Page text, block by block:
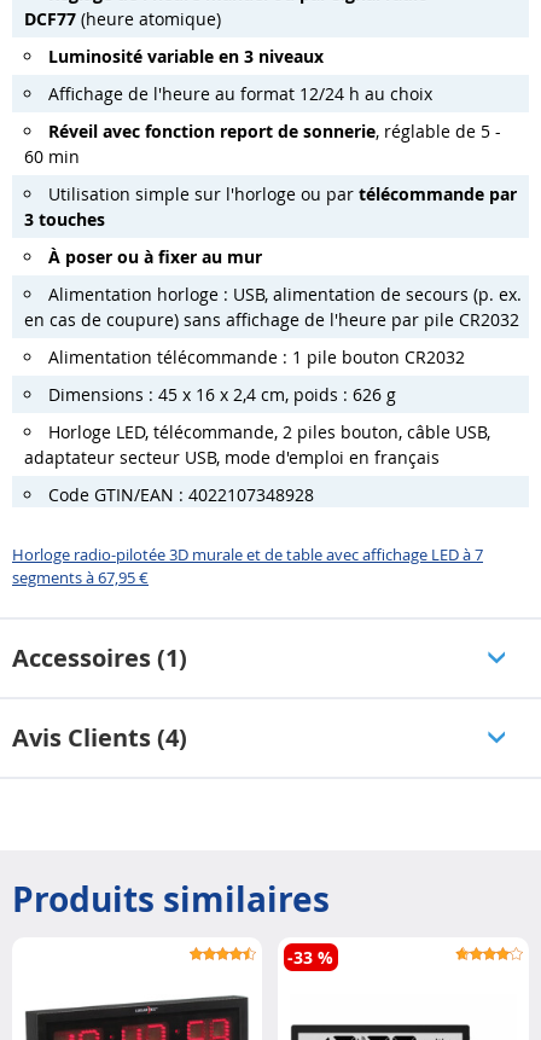
DCF77 (heure atomique)
Luminosité variable en 3 niveaux
Affichage de l'heure au format 12/24 h au choix
Réveil avec fonction report de sonnerie, réglable de 5 -
60 min
Utilisation simple sur l'horloge ou par télécommande par
3 touches
À poser ou à fixer au mur
Alimentation horloge : USB, alimentation de secours (p. ex.
en cas de coupure) sans affichage de l'heure par pile CR2032
Alimentation télécommande : 1 pile bouton CR2032
Dimensions : 45 x 16 x 2,4 cm, poids : 626 g
Horloge LED, télécommande, 2 piles bouton, câble USB,
adaptateur secteur USB, mode d'emploi en français
Code GTIN/EAN : 4022107348928
Horloge radio-pilotée 3D murale et de table avec affichage LED à 7
segments à 67,95 €
Accessoires (1)
Avis Clients (4)
Produits similaires
-33 %